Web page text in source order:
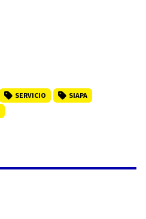
SERVICIO
SIAPA